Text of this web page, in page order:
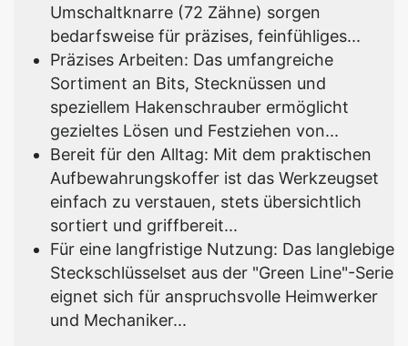
Umschaltknarre (72 Zähne) sorgen
bedarfsweise für präzises, feinfühliges...
Präzises Arbeiten: Das umfangreiche
Sortiment an Bits, Stecknüssen und
speziellem Hakenschrauber ermöglicht
gezieltes Lösen und Festziehen von...
Bereit für den Alltag: Mit dem praktischen
Aufbewahrungskoffer ist das Werkzeugset
einfach zu verstauen, stets übersichtlich
sortiert und griffbereit...
Für eine langfristige Nutzung: Das langlebige
Steckschlüsselset aus der "Green Line"-Serie
eignet sich für anspruchsvolle Heimwerker
und Mechaniker...